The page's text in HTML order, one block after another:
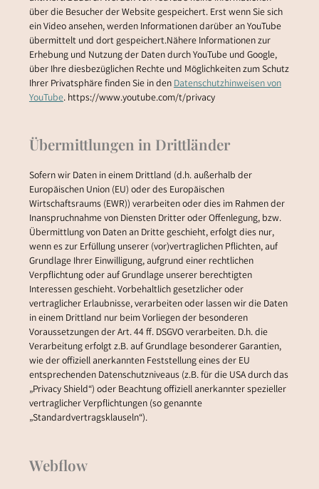
über die Besucher der Website gespeichert. Erst wenn Sie sich
ein Video ansehen, werden Informationen darüber an YouTube
übermittelt und dort gespeichert.Nähere Informationen zur
Erhebung und Nutzung der Daten durch YouTube und Google,
über Ihre diesbezüglichen Rechte und Möglichkeiten zum Schutz
Ihrer Privatsphäre finden Sie in denDatenschutzhinweisen von
YouTube. https://www.youtube.com/t/privacy
Übermittlungen in Drittländer
Sofern wir Daten in einem Drittland (d.h. außerhalb der
Europäischen Union (EU) oder des Europäischen
Wirtschaftsraums (EWR)) verarbeiten oder dies im Rahmen der
Inanspruchnahme von Diensten Dritter oder Offenlegung, bzw.
Übermittlung von Daten an Dritte geschieht, erfolgt dies nur,
wenn es zur Erfüllung unserer (vor)vertraglichen Pflichten, auf
Grundlage Ihrer Einwilligung, aufgrund einer rechtlichen
Verpflichtung oder auf Grundlage unserer berechtigten
Interessen geschieht. Vorbehaltlich gesetzlicher oder
vertraglicher Erlaubnisse, verarbeiten oder lassen wir die Daten
in einem Drittland nur beim Vorliegen der besonderen
Voraussetzungen der Art. 44 ff. DSGVO verarbeiten. D.h. die
Verarbeitung erfolgt z.B. auf Grundlage besonderer Garantien,
wie der offiziell anerkannten Feststellung eines der EU
entsprechenden Datenschutzniveaus (z.B. für die USA durch das
„Privacy Shield“) oder Beachtung offiziell anerkannter spezieller
vertraglicher Verpflichtungen (so genannte
„Standardvertragsklauseln“).
Webflow